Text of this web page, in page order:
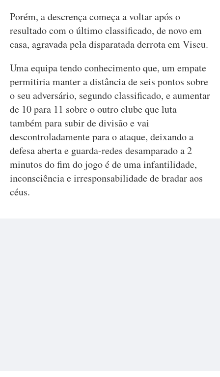
Porém, a descrença começa a voltar após o
resultado com o último classificado, de novo em
casa, agravada pela disparatada derrota em Viseu.
Uma equipa tendo conhecimento que, um empate
permitiria manter a distância de seis pontos sobre
o seu adversário, segundo classificado, e aumentar
de 10 para 11 sobre o outro clube que luta
também para subir de divisão e vai
descontroladamente para o ataque, deixando a
defesa aberta e guarda-redes desamparado a 2
minutos do fim do jogo é de uma infantilidade,
inconsciência e irresponsabilidade de bradar aos
céus.